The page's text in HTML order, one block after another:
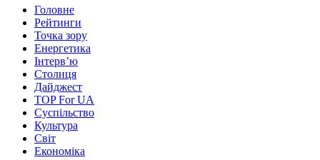
Головне
Рейтинги
Точка зору
Енергетика
Інтерв’ю
Столиця
Дайджест
TOP For UA
Суспiльство
Культура
Світ
Економіка